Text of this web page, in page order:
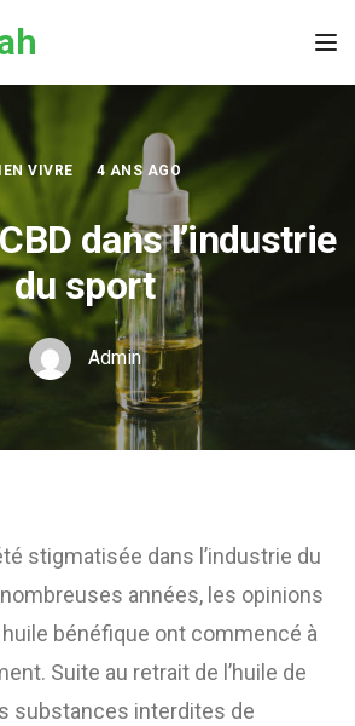
VIVRE 4 ANS AGO
dans l’industrie
du sport
Admin
stigmatisée dans l’industrie du
années, les opinions
bénéfique ont commencé à
Suite au retrait de l’huile de
substances interdites de